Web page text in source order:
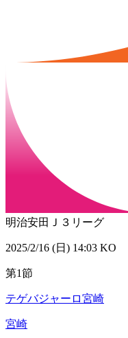
明治安田Ｊ３リーグ
2025/2/16 (日) 14:03 KO
第1節
テゲバジャーロ宮崎
宮崎